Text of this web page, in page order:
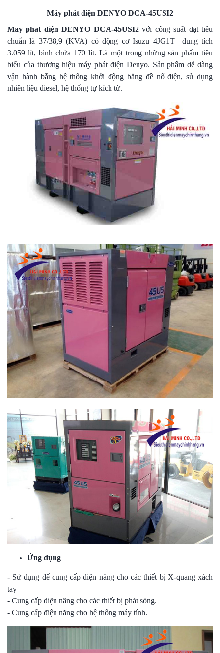
Máy phát điện DENYO DCA-45USI2
Máy phát điện DENYO DCA-45USI2với công suất đạt tiêu
chuẩn là 37/38,9 (KVA) có động cơ Isuzu 4JG1T dung tích
3.059 lít, bình chứa 170 lít. Là một trong những sản phẩm tiêu
biểu của thương hiệu máy phát điện Denyo. Sản phẩm dễ dàng
vận hành bằng hệ thống khởi động bằng đề nổ điện, sử dụng
nhiên liệu diesel, hệ thống tự kích từ.
Ứng dụng
- Sử dụng để cung cấp điện năng cho các thiết bị X-quang xách
tay
- Cung cấp điện năng cho các thiết bị phát sóng.
- Cung cấp điện năng cho hệ thống máy tính.